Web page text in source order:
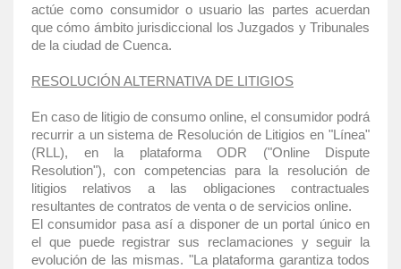
actúe como consumidor o usuario las partes acuerdan
que cómo ámbito jurisdiccional los Juzgados y Tribunales
de la ciudad de Cuenca.
RESOLUCIÓN ALTERNATIVA DE LITIGIOS
En caso de litigio de consumo online, el consumidor podrá
recurrir a un sistema de Resolución de Litigios en "Línea"
(RLL), en la plataforma ODR ("Online Dispute
Resolution"), con competencias para la resolución de
litigios relativos a las obligaciones contractuales
resultantes de contratos de venta o de servicios online.
El consumidor pasa así a disponer de un portal único en
el que puede registrar sus reclamaciones y seguir la
evolución de las mismas. "La plataforma garantiza todos